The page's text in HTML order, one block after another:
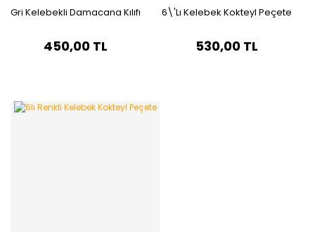
Gri Kelebekli Damacana Kılıfı
450,00 TL
6\'Lı Kelebek Kokteyl Peçete
530,00 TL